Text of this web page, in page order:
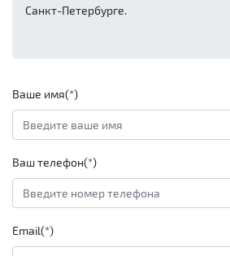
Санкт-Петербурге.
Ваше имя(*)
Ваш телефон(*)
Email(*)